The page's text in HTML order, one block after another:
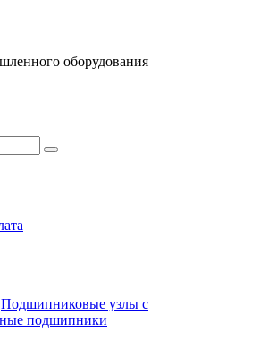
оборудования
Подшипниковые узлы с
подшипники